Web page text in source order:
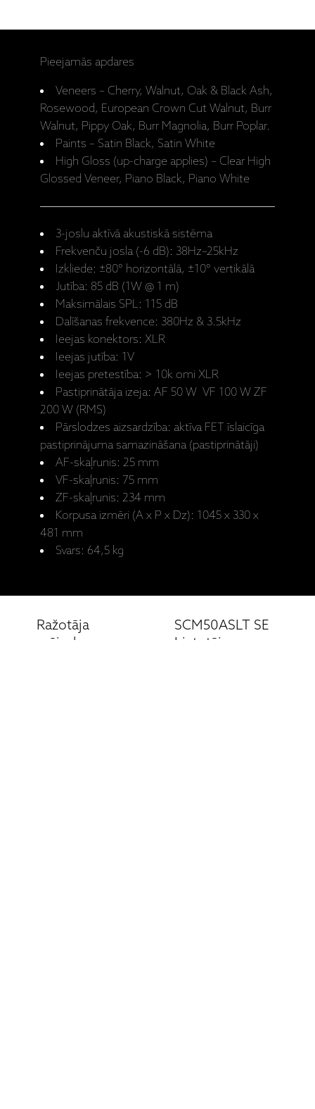
Pieejamās apdares
Veneers – Cherry, Walnut, Oak & Black Ash,
Rosewood, European Crown Cut Walnut, Burr
Walnut, Pippy Oak, Burr Magnolia, Burr Poplar.
Paints – Satin Black, Satin White
High Gloss (up-charge applies) – Clear High
Glossed Veneer, Piano Black, Piano White
3-joslu aktīvā akustiskā sistēma
Frekvenču josla (-6 dB): 38Hz–25kHz
Izkliede: ±80° horizontālā, ±10° vertikālā
Jutība: 85 dB (1W @ 1 m)
Maksimālais SPL: 115 dB
Dalīšanas frekvence: 380Hz & 3.5kHz
Ieejas konektors: XLR
Ieejas jutība: 1V
Ieejas pretestība: > 10k omi XLR
Pastiprinātāja izeja: AF 50 W VF 100 W ZF
200 W (RMS)
Pārslodzes aizsardzība: aktīva FET īslaicīga
pastiprinājuma samazināšana (pastiprinātāji)
AF-skaļrunis: 25 mm
VF-skaļrunis: 75 mm
ZF-skaļrunis: 234 mm
Korpusa izmēri (A x P x Dz): 1045 x 330 x
481 mm
Svars: 64,5 kg
Ražotāja
mājaslapa:
SCM50ASLT SE
Lietotāja